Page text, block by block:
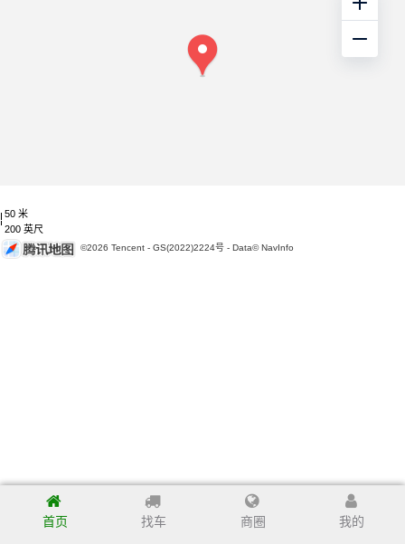
50 米
200 英尺
©2026 Tencent - GS(2022)2224号 - Data© NavInfo
首页 找车 商圈 我的